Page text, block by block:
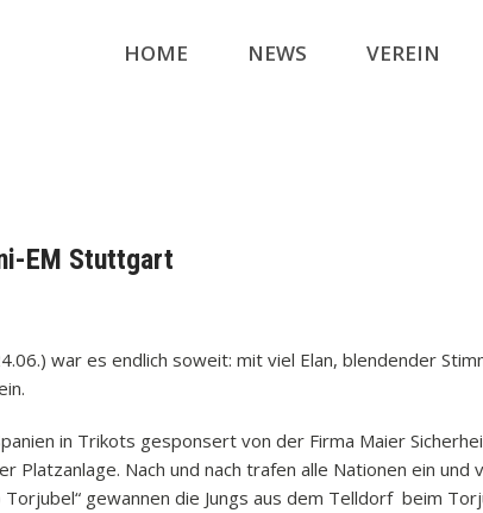
HOME NEWS VEREIN
EM Stuttgart
war es endlich soweit: mit viel Elan, blendender
in Trikots gesponsert von der Firma Maier
Platzanlage. Nach und nach trafen alle Nationen ein
gewannen die Jungs aus dem Telldorf beim